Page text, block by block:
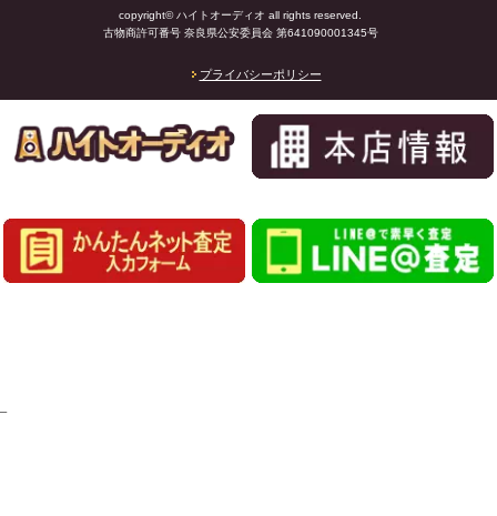
copyright© ハイトオーディオ all rights reserved.
古物商許可番号 奈良県公安委員会 第641090001345号
プライバシーポリシー